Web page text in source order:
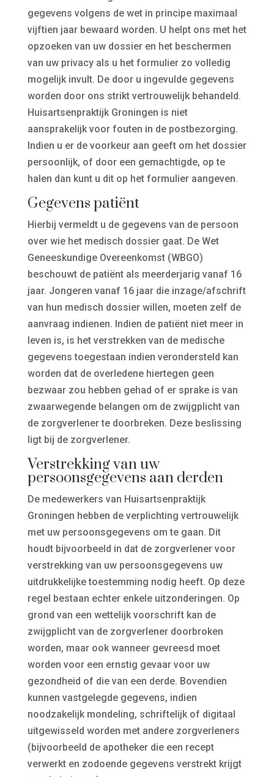
gegevens volgens de wet in principe maximaal
vijftien jaar bewaard worden. U helpt ons met het
opzoeken van uw dossier en het beschermen
van uw privacy als u het formulier zo volledig
mogelijk invult. De door u ingevulde gegevens
worden door ons strikt vertrouwelijk behandeld.
Huisartsenpraktijk Groningen is niet
aansprakelijk voor fouten in de postbezorging.
Indien u er de voorkeur aan geeft om het dossier
persoonlijk, of door een gemachtigde, op te
halen dan kunt u dit op het formulier aangeven.
Gegevens patiënt
Hierbij vermeldt u de gegevens van de persoon
over wie het medisch dossier gaat. De Wet
Geneeskundige Overeenkomst (WBGO)
beschouwt de patiënt als meerderjarig vanaf 16
jaar. Jongeren vanaf 16 jaar die inzage/afschrift
van hun medisch dossier willen, moeten zelf de
aanvraag indienen. Indien de patiënt niet meer in
leven is, is het verstrekken van de medische
gegevens toegestaan indien verondersteld kan
worden dat de overledene hiertegen geen
bezwaar zou hebben gehad of er sprake is van
zwaarwegende belangen om de zwijgplicht van
de zorgverlener te doorbreken. Deze beslissing
ligt bij de zorgverlener.
Verstrekking van uw
persoonsgegevens aan derden
De medewerkers van Huisartsenpraktijk
Groningen hebben de verplichting vertrouwelijk
met uw persoonsgegevens om te gaan. Dit
houdt bijvoorbeeld in dat de zorgverlener voor
verstrekking van uw persoonsgegevens uw
uitdrukkelijke toestemming nodig heeft. Op deze
regel bestaan echter enkele uitzonderingen. Op
grond van een wettelijk voorschrift kan de
zwijgplicht van de zorgverlener doorbroken
worden, maar ook wanneer gevreesd moet
worden voor een ernstig gevaar voor uw
gezondheid of die van een derde. Bovendien
kunnen vastgelegde gegevens, indien
noodzakelijk mondeling, schriftelijk of digitaal
uitgewisseld worden met andere zorgverleners
(bijvoorbeeld de apotheker die een recept
verwerkt en zodoende gegevens verstrekt krijgt